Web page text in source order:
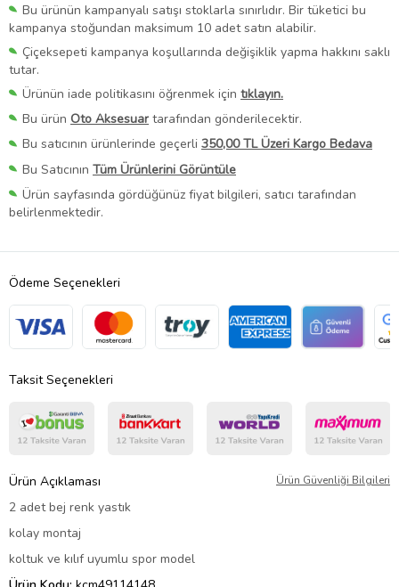
Bu ürünün kampanyalı satışı stoklarla sınırlıdır. Bir tüketici bu
kampanya stoğundan maksimum 10 adet satın alabilir.
Çiçeksepeti kampanya koşullarında değişiklik yapma hakkını saklı
tutar.
Ürünün iade politikasını öğrenmek için tıklayın.
Bu ürün Oto Aksesuar tarafından gönderilecektir.
Bu satıcının ürünlerinde geçerli 350,00 TL Üzeri Kargo Bedava
Bu Satıcının Tüm Ürünlerini Görüntüle
Ürün sayfasında gördüğünüz fiyat bilgileri, satıcı tarafından
belirlenmektedir.
Ödeme Seçenekleri
Taksit Seçenekleri
Ürün Açıklaması Ürün Güvenliği Bilgileri
2 adet bej renk yastık
kolay montaj
koltuk ve kılıf uyumlu spor model